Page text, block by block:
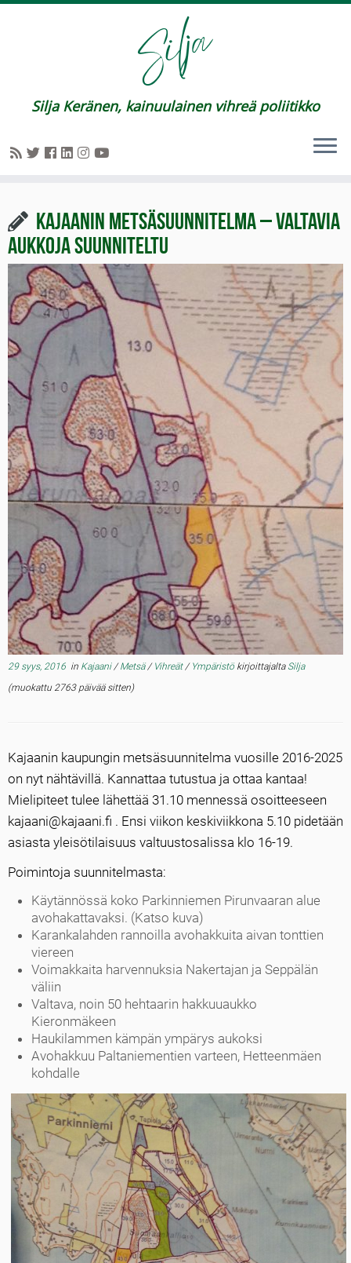
Silja Keränen, kainuulainen vihreä poliitikko
Kajaanin metsäsuunnitelma – valtavia
aukkoja suunniteltu
29 syys, 2016 in Kajaani/Metsä/ Vihreät/ Ympäristö kirjoittajalta Silja
(muokattu 2763 päivää sitten)
Kajaanin kaupungin metsäsuunnitelma vuosille 2016-2025
on nyt nähtävillä. Kannattaa tutustua ja ottaa kantaa!
Mielipiteet tulee lähettää 31.10 mennessä osoitteeseen
kajaani@kajaani.fi . Ensi viikon keskiviikkona 5.10 pidetään
asiasta yleisötilaisuus valtuustosalissa klo 16-19.
Poimintoja suunnitelmasta:
Käytännössä koko Parkinniemen Pirunvaaran alue
avohakattavaksi. (Katso kuva)
Karankalahden rannoilla avohakkuita aivan tonttien
viereen
Voimakkaita harvennuksia Nakertajan ja Seppälän
väliin
Valtava, noin 50 hehtaarin hakkuuaukko
Kieronmäkeen
Haukilammen kämpän ympärys aukoksi
Avohakkuu Paltaniementien varteen, Hetteenmäen
kohdalle